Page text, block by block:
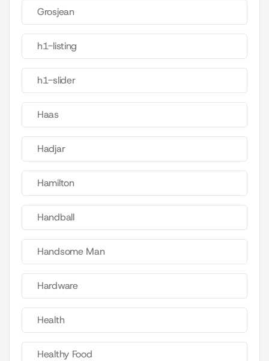
Grosjean
h1-listing
h1-slider
Haas
Hadjar
Hamilton
Handball
Handsome Man
Hardware
Health
Healthy Food